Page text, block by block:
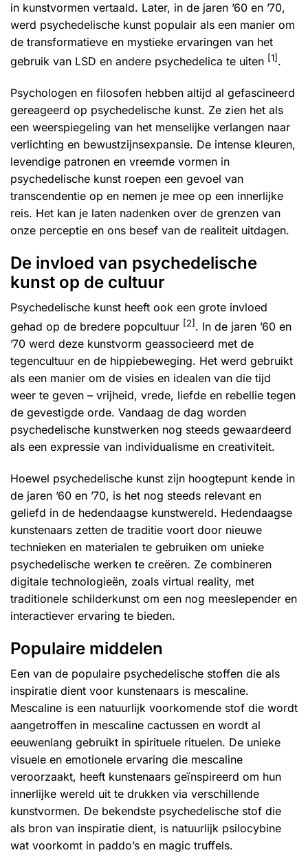
in kunstvormen vertaald. Later, in de jaren ’60 en ’70,
werd psychedelische kunst populair als een manier om
de transformatieve en mystieke ervaringen van het
gebruik van LSD en andere psychedelica te uiten [1].
Psychologen en filosofen hebben altijd al gefascineerd
gereageerd op psychedelische kunst. Ze zien het als
een weerspiegeling van het menselijke verlangen naar
verlichting en bewustzijnsexpansie. De intense kleuren,
levendige patronen en vreemde vormen in
psychedelische kunst roepen een gevoel van
transcendentie op en nemen je mee op een innerlijke
reis. Het kan je laten nadenken over de grenzen van
onze perceptie en ons besef van de realiteit uitdagen.
De invloed van psychedelische
kunst op de cultuur
Psychedelische kunst heeft ook een grote invloed
gehad op de bredere popcultuur [2]. In de jaren ’60 en
’70 werd deze kunstvorm geassocieerd met de
tegencultuur en de hippiebeweging. Het werd gebruikt
als een manier om de visies en idealen van die tijd
weer te geven – vrijheid, vrede, liefde en rebellie tegen
de gevestigde orde. Vandaag de dag worden
psychedelische kunstwerken nog steeds gewaardeerd
als een expressie van individualisme en creativiteit.
Hoewel psychedelische kunst zijn hoogtepunt kende in
de jaren ’60 en ’70, is het nog steeds relevant en
geliefd in de hedendaagse kunstwereld. Hedendaagse
kunstenaars zetten de traditie voort door nieuwe
technieken en materialen te gebruiken om unieke
psychedelische werken te creëren. Ze combineren
digitale technologieën, zoals virtual reality, met
traditionele schilderkunst om een ​​nog meeslepender en
interactiever ervaring te bieden.
Populaire middelen
Een van de populaire psychedelische stoffen die als
inspiratie dient voor kunstenaars is mescaline.
Mescaline is een natuurlijk voorkomende stof die wordt
aangetroffen in mescaline cactussen en wordt al
eeuwenlang gebruikt in spirituele rituelen. De unieke
visuele en emotionele ervaring die mescaline
veroorzaakt, heeft kunstenaars geïnspireerd om hun
innerlijke wereld uit te drukken via verschillende
kunstvormen. De bekendste psychedelische stof die
als bron van inspiratie dient, is natuurlijk psilocybine
wat voorkomt in paddo’s en magic truffels.